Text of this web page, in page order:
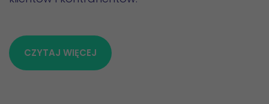
CZYTAJ WIĘCEJ